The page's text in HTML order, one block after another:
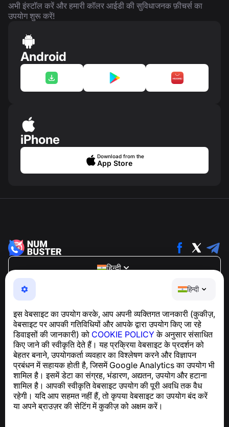
हिन्दी
इस वेबसाइट का उपयोग करके, आप अपनी व्यक्तिगत जानकारी (कुकीज़,
वेबसाइट पर आपकी गतिविधियों और आपके द्वारा उपयोग किए जा रहे
डिवाइसों की जानकारी) को COOKIE POLICYके अनुसार संसाधित
किए जाने की स्वीकृति देते हैं। यह प्रक्रिया वेबसाइट के प्रदर्शन को
बेहतर बनाने, उपयोगकर्ता व्यवहार का विश्लेषण करने और विज्ञापन
प्रबंधन में सहायक होती है, जिसमें Google Analytics का उपयोग भी
शामिल है। इसमें डेटा का संग्रह, भंडारण, अद्यतन, उपयोग और हटाना
शामिल है। आपकी स्वीकृति वेबसाइट उपयोग की पूरी अवधि तक वैध
रहेगी। यदि आप सहमत नहीं हैं, तो कृपया वेबसाइट का उपयोग बंद करें
या अपने ब्राउज़र की सेटिंग में कुकीज़ को अक्षम करें।
अभी इंस्टॉल करें और हमारी कॉलर आईडी की सुविधाजनक फ़ीचर्स का
उपयोग शुरू करें!
Android
iPhone
Download from the
App Store
हिन्दी
NumBuster © 2013—2026 ·
support@numbuster.com
एक उपयोग में आसान ऐप जो आपको फोन घोटालों, स्पैम और अवांछित संदेशों
GDPR अनुपालन से संबंधित पूछताछ के लिए:
support@numbuster.com
सहायता केंद्र
समाचार और लेख
परियोजना के बारे में
संपर्क